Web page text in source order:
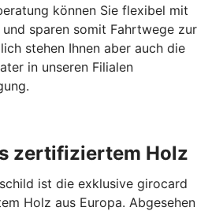
können Sie flexibel mit
sparen somit Fahrtwege zur
stehen Ihnen aber auch die
in unseren Filialen
zertifiziertem Holz
ist die exklusive girocard
Holz aus Europa. Abgesehen